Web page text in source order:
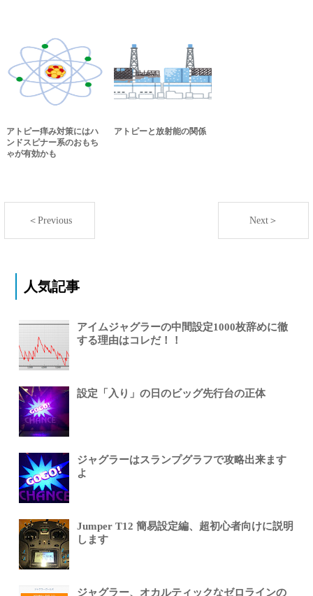
アトピー痒み対策にはハ
ンドスピナー系のおもち
ゃが有効かも
アトピーと放射能の関係
＜Previous Next＞
人気記事
アイムジャグラーの中間設定1000枚辞めに徹
する理由はコレだ！！
設定「入り」の日のビッグ先行台の正体
ジャグラーはスランプグラフで攻略出来ます
よ
Jumper T12 簡易設定編、超初心者向けに説明
します
ジャグラー、オカルティックなゼロラインの